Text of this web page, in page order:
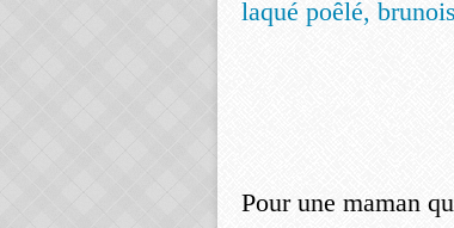
laqué poêlé,
Pour une maman